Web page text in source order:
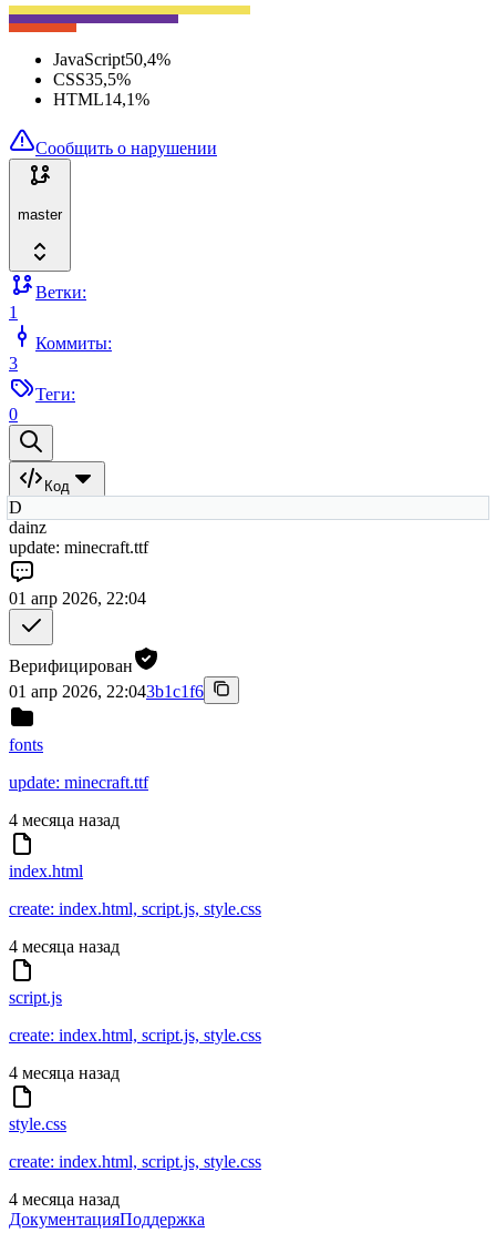
JavaScript50,4%
CSS35,5%
HTML14,1%
Сообщить о нарушении
master
Ветки:
1
Коммиты:
3
Теги:
0
Код
D
dainz
update: minecraft.ttf
01 апр 2026, 22:04
Верифицирован
01 апр 2026, 22:043b1c1f6
fonts
update: minecraft.ttf
4 месяца назад
index.html
create: index.html, script.js, style.css
4 месяца назад
script.js
create: index.html, script.js, style.css
4 месяца назад
style.css
create: index.html, script.js, style.css
4 месяца назад
ДокументацияПоддержка